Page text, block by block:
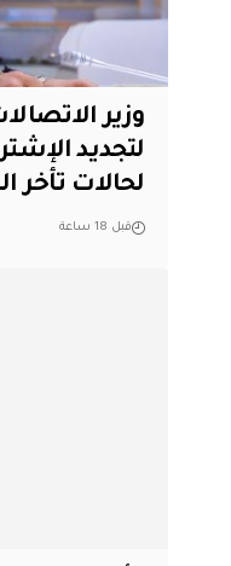
لتجديد
لحالات تأخر
قبل 18 ساعة